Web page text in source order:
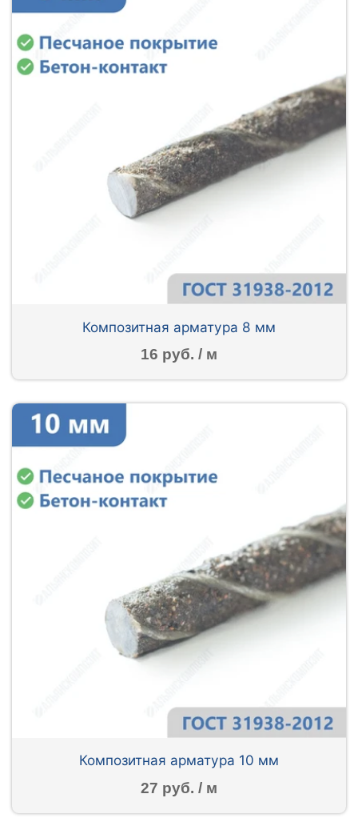
Композитная арматура 8 мм
16 руб. / м
Композитная арматура 10 мм
27 руб. / м